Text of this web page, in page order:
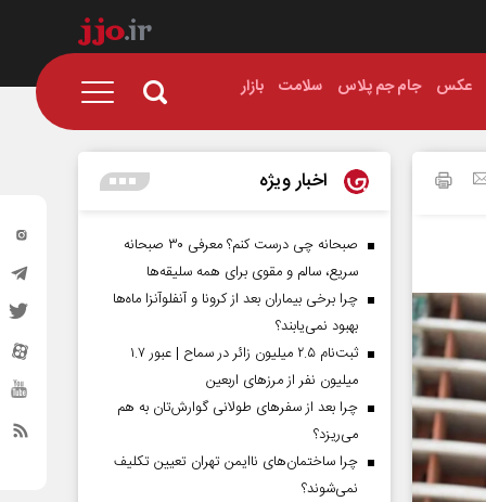
عکس جام جم پلاس سلامت بازار
اخبار ویژه
صبحانه چی درست کنم؟ معرفی ۳۰ صبحانه
سریع، سالم و مقوی برای همه سلیقه‌ها
چرا برخی بیماران بعد از کرونا و آنفلوآنزا ماه‌ها
بهبود نمی‌یابند؟
ثبت‌نام ۲.۵ میلیون زائر در سماح | عبور ۱.۷
میلیون نفر از مرز‌های اربعین
چرا بعد از سفرهای طولانی گوارش‌تان به هم
می‌ریزد؟
چرا ساختمان‌های ناایمن تهران تعیین تکلیف
نمی‌شوند؟